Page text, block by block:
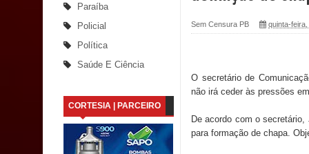
Caldas Brandão: Tradicional Festa de Santana
Nota de pesar: Câmara de Marí lamenta a morte
Prefeito Major Sidnei busca em Brasília
Paraíba
Policial
Política
Saúde E Ciência
CORTESIA | PARCEIRO
Sem Censura PB quinta-
O secretário de
não irá ceder às pressões
De acordo com o secretário,
para formação de chapa.